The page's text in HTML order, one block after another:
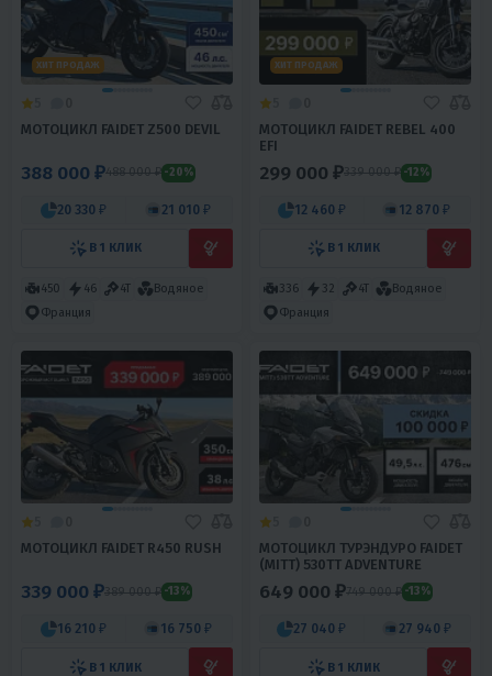
ХИТ ПРОДАЖ
МОТОЦИКЛ FAIDET Z500 DEVIL
388 000 ₽488 000 ₽ -20%
20 330 ₽ 21 010 ₽
В 1 КЛИК
450 46 4T
Водяное
Франция
ХИТ ПРОДАЖ
МОТОЦИКЛ FAIDET REBEL 400
EFI
299 000 ₽339 000 ₽ -12%
12 460 ₽ 12 870 ₽
В 1 КЛИК
336 32 4T
Водяное
Франция
МОТОЦИКЛ FAIDET R450 RUSH
339 000 ₽389 000 ₽ -13%
16 210 ₽ 16 750 ₽
В 1 КЛИК
МОТОЦИКЛ ТУРЭНДУРО FAIDET
(MITT) 530TT ADVENTURE
649 000 ₽749 000 ₽ -13%
27 040 ₽ 27 940 ₽
В 1 КЛИК